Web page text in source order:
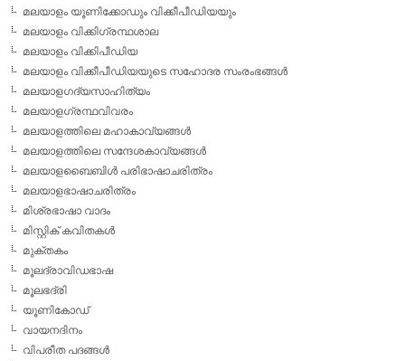
മലയാളം യൂണിക്കോഡും വിക്കീപീഡിയയും
മലയാളം വിക്കിഗ്രന്ഥശാല
മലയാളം വിക്കിപീഡിയ
മലയാളം വിക്കീപീഡിയയുടെ സഹോദര സംരംഭങ്ങള്‍
മലയാളഗദ്യസാഹിത്യം
മലയാളഗ്രന്ഥവിവരം
മലയാളത്തിലെ മഹാകാവ്യങ്ങള്‍
മലയാളത്തിലെ സന്ദേശകാവ്യങ്ങള്‍
മലയാളബൈബിള്‍ പരിഭാഷാചരിത്രം
മലയാളഭാഷാചരിത്രം
മിശ്രഭാഷാ വാദം
മിസ്റ്റിക് കവിതകള്‍
മുക്തകം
മൂലദ്രാവിഡഭാഷ
മൂലഭദ്രി
യൂണികോഡ്
വായനദിനം
വിപരീത പദങ്ങള്‍